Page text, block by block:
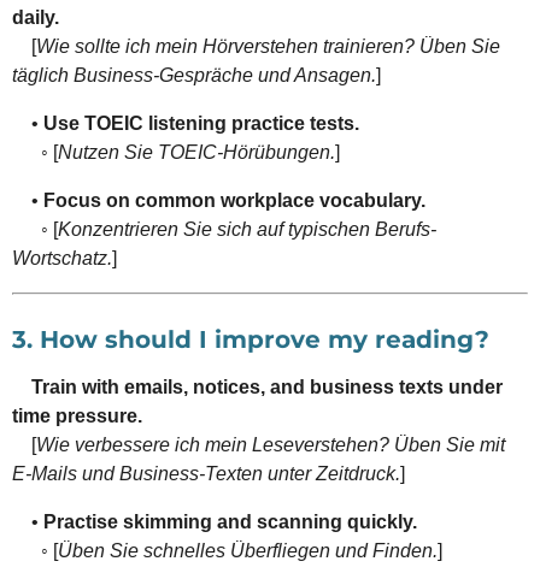
daily.
[Wie sollte ich mein Hörverstehen trainieren? Üben Sie
täglich Business-Gespräche und Ansagen.]
• Use TOEIC listening practice tests.
◦ [Nutzen Sie TOEIC-Hörübungen.]
• Focus on common workplace vocabulary.
◦ [Konzentrieren Sie sich auf typischen Berufs-
Wortschatz.]
3. How should I improve my reading?
Train with emails, notices, and business texts under
time pressure.
[Wie verbessere ich mein Leseverstehen? Üben Sie mit
E-Mails und Business-Texten unter Zeitdruck.]
• Practise skimming and scanning quickly.
◦ [Üben Sie schnelles Überfliegen und Finden.]